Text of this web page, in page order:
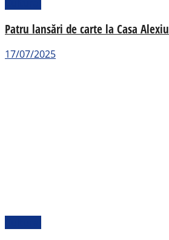
Patru lansări de carte la Casa Alexiu
17/07/2025